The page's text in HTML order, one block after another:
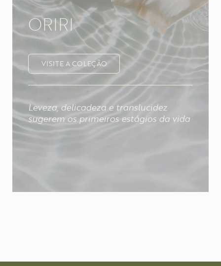
ORIRI
VISITE A COLEÇÃO
Leveza, delicadeza e translucidez
sugerem os primeiros estágios da vida